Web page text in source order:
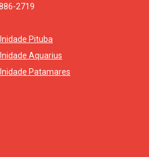
2719
Pituba
Aquarius
Patamares